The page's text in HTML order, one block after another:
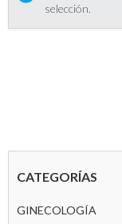
selección.
CATEGORÍAS
GINECOLOGÍA